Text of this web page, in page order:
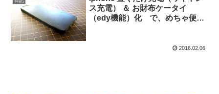
ス充電） ＆ お財布ケータイ
（edy機能）化 で、めちゃ便
2016.02.06